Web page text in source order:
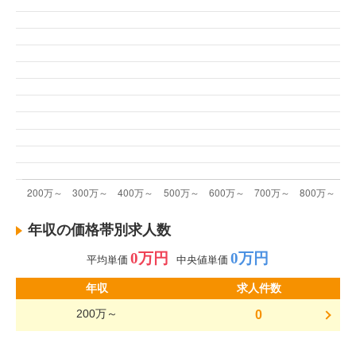
年収の価格帯別求人数
平均単価 0万円 中央値単価 0万円
年収
求人件数
200万～
0